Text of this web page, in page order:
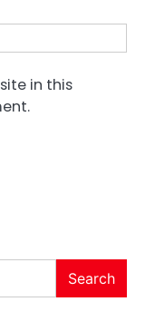
in this
Search